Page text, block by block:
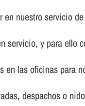
en nuestro servicio
servicio, y para
en las oficinas
despachos o